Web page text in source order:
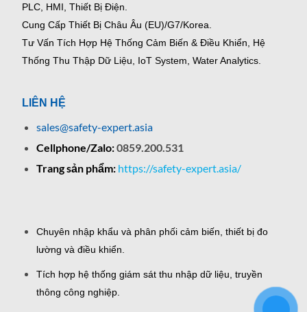
PLC, HMI, Thiết Bị Điện.
Cung Cấp Thiết Bị Châu Âu (EU)/G7/Korea.
Tư Vấn Tích Hợp Hệ Thống Cảm Biến & Điều Khiển, Hệ
Thống Thu Thập Dữ Liệu, IoT System, Water Analytics.
LIÊN HỆ
sales@safety-expert.asia
Cellphone/Zalo:0859.200.531
Trang sản phẩm: https://safety-expert.asia/
Chuyên nhập khẩu và phân phối cảm biến, thiết bị đo
lường và điều khiển.
Tích hợp hệ thống giám sát thu nhập dữ liệu, truyền
thông công nghiệp.